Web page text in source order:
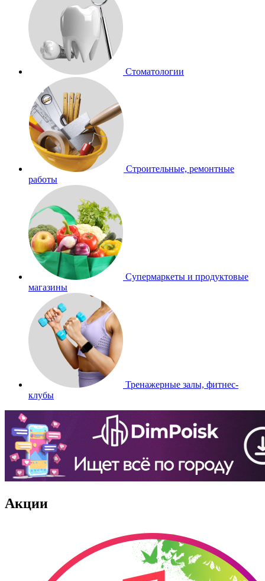
Стоматологии
Строительные, ремонтные
работы
Супермаркеты и продуктовые
магазины
Тренажерные залы, фитнес-
клубы
Акции